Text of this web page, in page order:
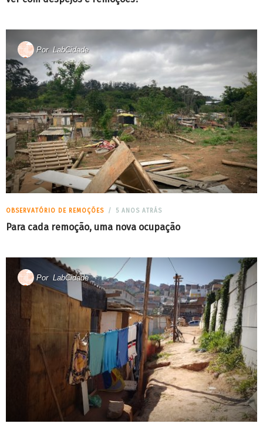
PorLabCidade
OBSERVATÓRIO DE REMOÇÕES 5 ANOS ATRÁS
Para cada remoção, uma nova ocupação
Por LabCidade